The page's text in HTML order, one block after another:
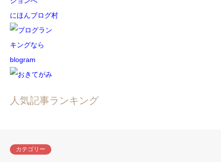
にほんブログ村
人気記事ランキング
カテゴリー